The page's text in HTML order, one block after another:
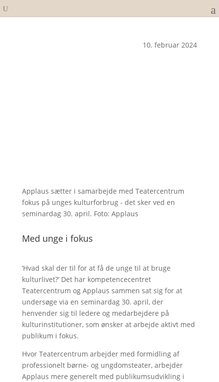
10. februar 2024
Applaus sætter i samarbejde med Teatercentrum
fokus på unges kulturforbrug - det sker ved en
seminardag 30. april. Foto: Applaus
Med unge i fokus
’Hvad skal der til for at få de unge til at bruge
kulturlivet?’ Det har kompetencecentret
Teatercentrum og Applaus sammen sat sig for at
undersøge via en seminardag 30. april, der
henvender sig til ledere og medarbejdere på
kulturinstitutioner, som ønsker at arbejde aktivt med
publikum i fokus.
Hvor Teatercentrum arbejder med formidling af
professionelt børne- og ungdomsteater, arbejder
Applaus mere generelt med publikumsudvikling i